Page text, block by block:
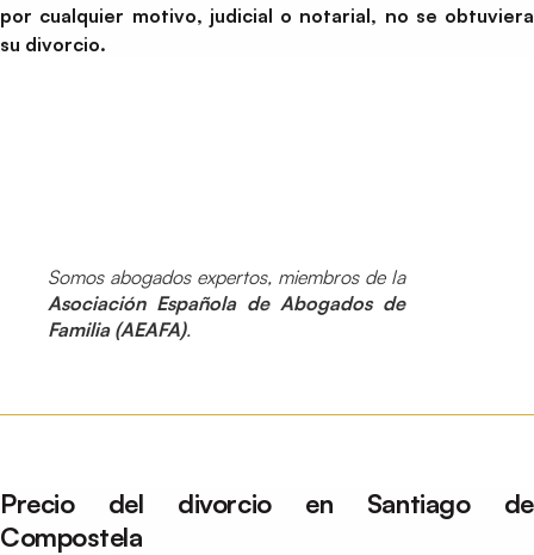
por cualquier motivo, judicial o notarial, no se obtuviera
su divorcio.
Somos abogados expertos, miembros de la
Asociación Española de Abogados de
Familia (AEAFA).
Precio del divorcio en Santiago de
Compostela